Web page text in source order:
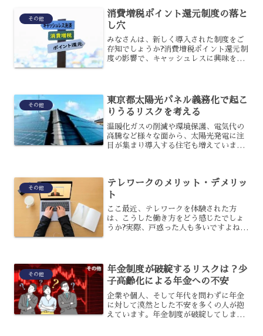
の繰り延べにしかならない...
その他
消費増税ポイント還元制度の落と
し穴
みなさんは、新しく導入された制度をご
存知でしょうか?消費増税ポイント還元制
度の影響で、キャッシュレスに興味を持
いたことはありませんか...
その他
東京都太陽光パネル義務化で起こ
りうるリスクを考える
温暖化ガスの削減や環境保護、電気代の
高騰など様々な面から、太陽光発電に注
目が集まり導入する住宅も増えていま
性もあるのです。どのような...
その他
テレワークのメリット・デメリッ
ト
ここ最近、テレワークを体験された方
は、こうした働き方をどう感じたでしょ
うか?実際、戸惑った人も多いですよね。
ところでしょう。そこで今...
その他
年金制度が破綻するリスクは？少
子高齢化による年金への不安
企業や個人、そして年代を問わずに年金
に対して漠然とした不安を多くの人が抱
えています。年金制度が破綻してしまい